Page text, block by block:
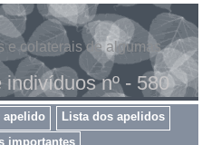
e colaterais de algumas
nº - 580
apelido
Lista dos apelidos
importantes